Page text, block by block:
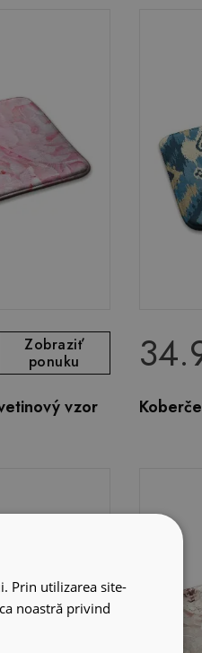
Zobraziť
ponuku
vzor
Prin utilizarea site-
noastră privind